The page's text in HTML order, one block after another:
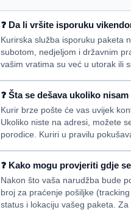
❓ Da li vršite isporuku
Kurirska služba isporuku paketa
subotom, nedjeljom i državnim
vašim vratima su već u utorak ili
❓ Šta se dešava ukoliko
Kurir brze pošte će vas uvijek
Ukoliko niste na adresi, možete
porodice. Kuriri u pravilu
❓ Kako mogu provjeriti gdje
Nakon što vaša narudžba bude
broj za praćenje pošiljke
status i lokaciju vašeg paketa.